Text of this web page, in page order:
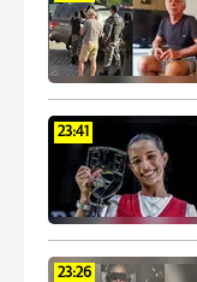
23:41
23:26